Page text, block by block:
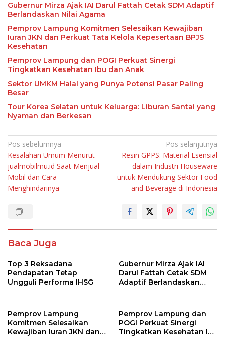
Gubernur Mirza Ajak IAI Darul Fattah Cetak SDM Adaptif
Berlandaskan Nilai Agama
Pemprov Lampung Komitmen Selesaikan Kewajiban
Iuran JKN dan Perkuat Tata Kelola Kepesertaan BPJS
Kesehatan
Pemprov Lampung dan POGI Perkuat Sinergi
Tingkatkan Kesehatan Ibu dan Anak
Sektor UMKM Halal yang Punya Potensi Pasar Paling
Besar
Tour Korea Selatan untuk Keluarga: Liburan Santai yang
Nyaman dan Berkesan
Navigasi
pos
Pos sebelumnya
Kesalahan Umum Menurut
jualmobilmu.id Saat Menjual
Mobil dan Cara
Menghindarinya
Pos selanjutnya
Resin GPPS: Material Esensial
dalam Industri Houseware
untuk Mendukung Sektor Food
and Beverage di Indonesia
Baca Juga
Top 3 Reksadana
Pendapatan Tetap
Ungguli Performa IHSG
Gubernur Mirza Ajak IAI
Darul Fattah Cetak SDM
Adaptif Berlandaskan
Pemprov Lampung
Komitmen Selesaikan
Kewajiban Iuran JKN dan
Pemprov Lampung dan
POGI Perkuat Sinergi
Tingkatkan Kesehatan Ibu